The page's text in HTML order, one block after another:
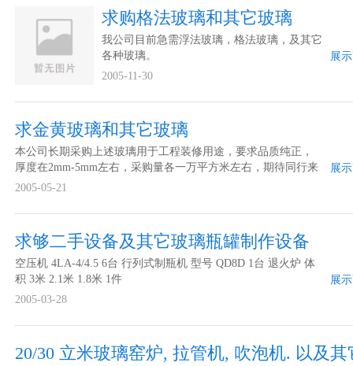
求购格法玻璃和其它玻璃
我公司目前急需浮法玻璃，格法玻璃，及其它
各种玻璃。
展
2005-11-30
求金黄玻璃和其它玻璃
本公司长期采购上述玻璃用于工程装修用途，要求品质纯正，
厚度在2mm-5mm左右，采购量各一万平方米左右，期待同行来
电联系！ 价格要求 市场价 采购数量 各10000平方 包装要求 完
展
2005-05-21
求够二手设备及其它玻璃瓶罐制作设备
空压机 4LA-4/4.5 6台 行列式制瓶机 型号 QD8D 1台 退火炉 体
积 3米 2.1米 1.8米 1件
展
2005-03-28
20/30 立米玻璃窑炉, 拉管机, 吹泡机. 以及其